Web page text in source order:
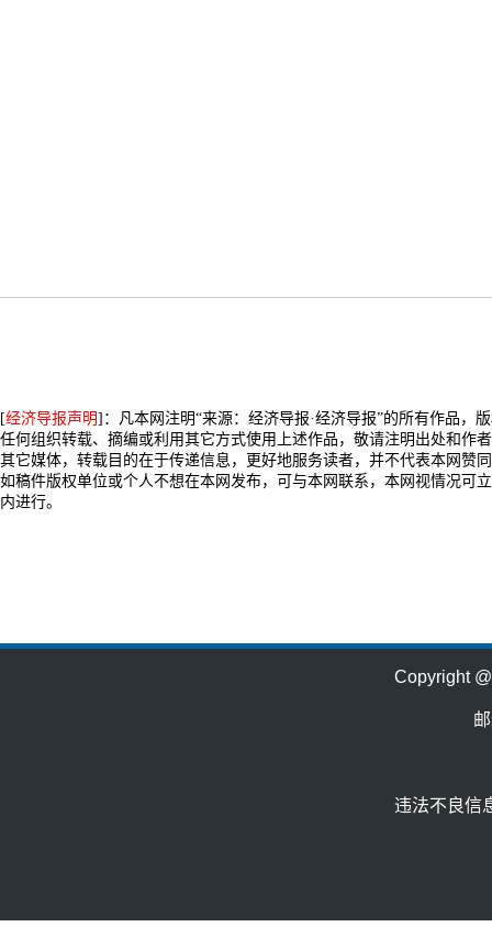
[经济导报声明]：凡本网注明“来源：经济导报·经济导报”的所有作品，
任何组织转载、摘编或利用其它方式使用上述作品，敬请注明出处和作
其它媒体，转载目的在于传递信息，更好地服务读者，并不代表本网赞
如稿件版权单位或个人不想在本网发布，可与本网联系，本网视情况可
内进行。
Copyright
违法不良信